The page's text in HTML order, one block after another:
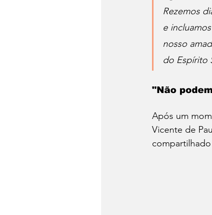
Rezemos
e
nosso
do Espírito
"Não
Após um
Vicente de